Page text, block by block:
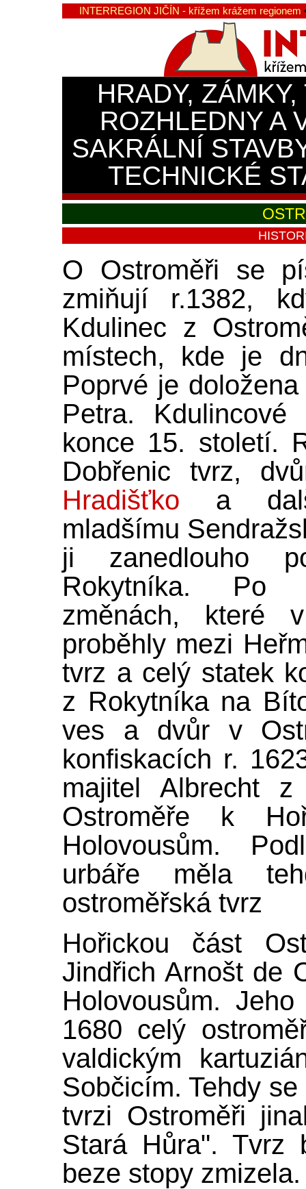
INTERREGION JIČÍN - křížem krážem regionem
HRADY,
ROZHLEDNY A
SAKRÁLNÍ
TECHNICKÉ
O Ostroměři se
zmiňují r.1382,
Kdulinec z
místech, kde je
Poprvé je
Petra.
konce 15. století.
Dobřenic tvrz,
Hradišťko a
mladšímu
ji zanedlouho
Rokytníka. Po
změnách, které
proběhly mezi
tvrz a celý statek
z Rokytníka na
ves a dvůr v
konfiskacích r.
majitel Albrecht
Ostroměře k
Holovousům.
urbáře měla
ostroměřská tvrz
Hořickou část
Jindřich Arnošt de
Holovousům.
1680 celý
valdickým
Sobčicím. Tehdy
tvrzi Ostroměři
Stará Hůra". Tvrz
beze stopy zmizela.